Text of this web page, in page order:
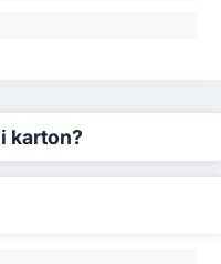
karton?